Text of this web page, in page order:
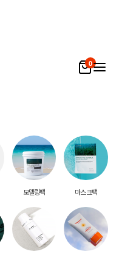
0
모델링팩 마스크팩